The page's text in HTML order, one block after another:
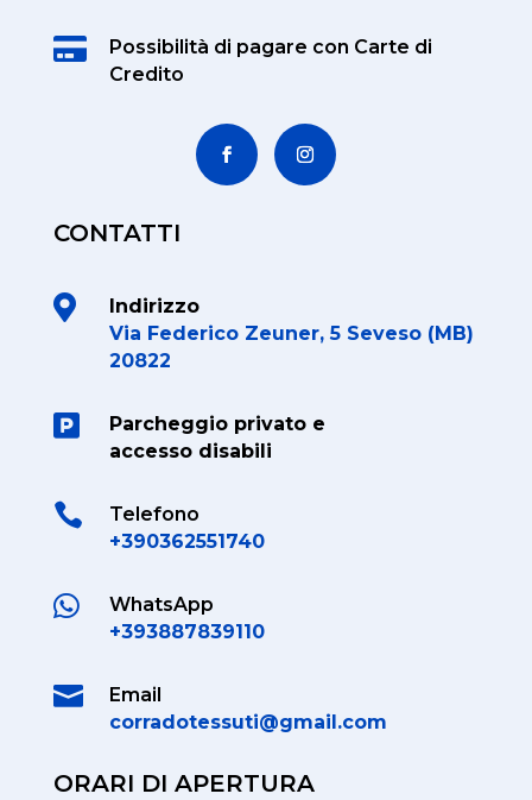
 Possibilità di pagare con Carte di
Credito
CONTATTI

Indirizzo
Via Federico Zeuner, 5 Seveso (MB)
20822

Parcheggio privato e
accesso disabili

Telefono
+390362551740

WhatsApp
+393887839110

Email
corradotessuti@gmail.com
ORARI DI APERTURA